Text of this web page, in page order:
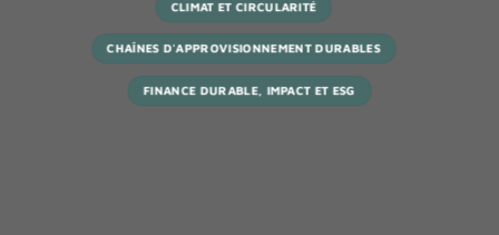
CLIMAT ET CIRCULARITÉ
CHAÎNES D'APPROVISIONNEMENT DURABLES
FINANCE DURABLE, IMPACT ET ESG